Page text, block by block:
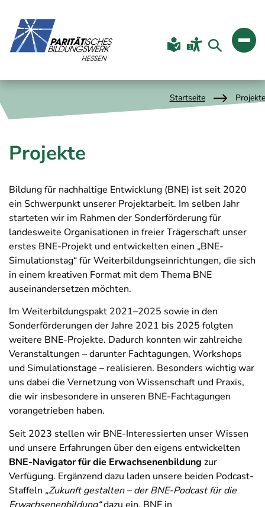
Startseite Projekte
Projekte
Bildung für nachhaltige Entwicklung (BNE) ist seit 2020
ein Schwerpunkt unserer Projektarbeit. Im selben Jahr
starteten wir im Rahmen der Sonderförderung für
landesweite Organisationen in freier Trägerschaft unser
erstes BNE-Projekt und entwickelten einen „BNE-
Simulationstag“ für Weiterbildungseinrichtungen, die sich
in einem kreativen Format mit dem Thema BNE
auseinandersetzen möchten.
Im Weiterbildungspakt 2021–2025 sowie in den
Sonderförderungen der Jahre 2021 bis 2025 folgten
weitere BNE-Projekte. Dadurch konnten wir zahlreiche
Veranstaltungen – darunter Fachtagungen, Workshops
und Simulationstage – realisieren. Besonders wichtig war
uns dabei die Vernetzung von Wissenschaft und Praxis,
die wir insbesondere in unseren BNE-Fachtagungen
vorangetrieben haben.
Seit 2023 stellen wir BNE-Interessierten unser Wissen
und unsere Erfahrungen über den eigens entwickelten
BNE-Navigator für die Erwachsenenbildung zur
Verfügung. Ergänzend dazu laden unsere beiden Podcast-
Staffeln „Zukunft gestalten – der BNE-Podcast für die